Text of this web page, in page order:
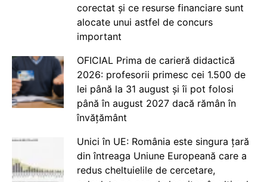
corectat și ce resurse financiare sunt
alocate unui astfel de concurs
important
OFICIAL Prima de carieră didactică
2026: profesorii primesc cei 1.500 de
lei până la 31 august și îi pot folosi
până în august 2027 dacă rămân în
învățământ
Unici în UE: România este singura țară
din întreaga Uniune Europeană care a
redus cheltuielile de cercetare,